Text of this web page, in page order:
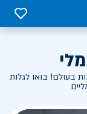
0
בעולם! בואו לגלות